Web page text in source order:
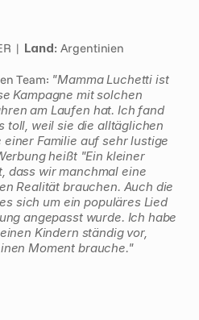
| Land: Argentinien
Team: "Mamma Luchetti ist
Kampagne mit solchen
am Laufen hat. Ich fand
toll, weil sie die alltäglichen
Familie auf sehr lustige
heißt "Ein kleiner
dass wir manchmal eine
Realität brauchen. Auch die
sich um ein populäres Lied
angepasst wurde. Ich habe
Kindern ständig vor,
Moment brauche."